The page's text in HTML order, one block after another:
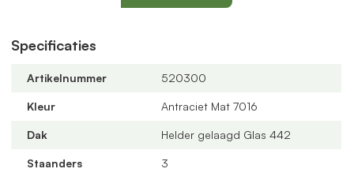
vindt je bij de gerelateerde producten hieronder op deze
De overkapping wordt geleverd als compleet bouwpakket
met alle benodigde onderdelen zoals PVC bladvanger, PVC
meegeleverd.
Offerte aanvragen
Specificaties
Artikelnummer 520300
Kleur Antraciet Mat 7016
Dak Helder gelaagd Glas 442
Staanders 3